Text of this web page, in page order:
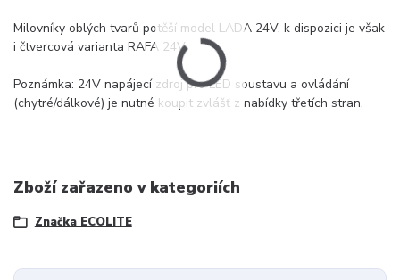
Milovníky oblých tvarů potěší model LADA 24V, k dispozici je však
i čtvercová varianta RAFA 24V.
Poznámka: 24V napájecí zdroj pro LED soustavu a ovládání
(chytré/dálkové) je nutné koupit zvlášť z nabídky třetích stran.
Zboží zařazeno v kategoriích
Značka ECOLITE